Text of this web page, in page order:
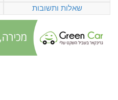
שאלות ותשובות